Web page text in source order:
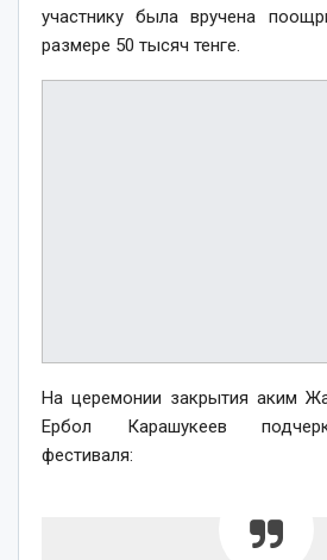
участнику была вручена
размере 50 тысяч тенге.
На церемонии закрытия аким
Ербол Карашукеев
фестиваля: